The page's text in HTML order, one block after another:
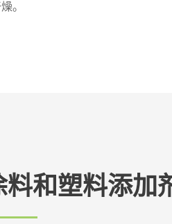
。
料和塑料添加